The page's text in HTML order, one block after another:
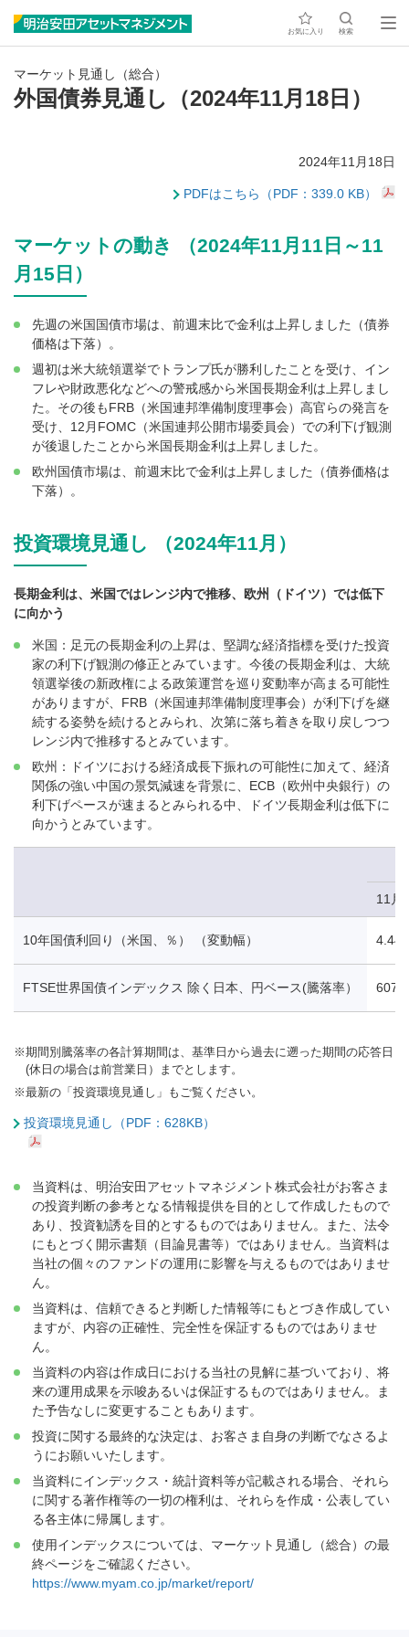
お気に入り 検索
マーケット見通し（総合）
外国債券見通し（2024年11月18日）
2024年11月18日
PDFはこちら（PDF：339.0 KB）
マーケットの動き （2024年11月11日～11
月15日）
先週の米国国債市場は、前週末比で金利は上昇しました（債券
価格は下落）。
週初は米大統領選挙でトランプ氏が勝利したことを受け、イン
フレや財政悪化などへの警戒感から米国長期金利は上昇しまし
た。その後もFRB（米国連邦準備制度理事会）高官らの発言を
受け、12月FOMC（米国連邦公開市場委員会）での利下げ観測
が後退したことから米国長期金利は上昇しました。
欧州国債市場は、前週末比で金利は上昇しました（債券価格は
下落）。
投資環境見通し （2024年11月）
長期金利は、米国ではレンジ内で推移、欧州（ドイツ）では低下
に向かう
米国：足元の長期金利の上昇は、堅調な経済指標を受けた投資
家の利下げ観測の修正とみています。今後の長期金利は、大統
領選挙後の新政権による政策運営を巡り変動率が高まる可能性
がありますが、FRB（米国連邦準備制度理事会）が利下げを継
続する姿勢を続けるとみられ、次第に落ち着きを取り戻しつつ
レンジ内で推移するとみています。
欧州：ドイツにおける経済成長下振れの可能性に加えて、経済
関係の強い中国の景気減速を背景に、ECB（欧州中央銀行）の
利下げペースが速まるとみられる中、ドイツ長期金利は低下に
向かうとみています。
11月
10年国債利回り（米国、％） （変動幅） 4.44
FTSE世界国債インデックス 除く日本、円ベース(騰落率）
※期間別騰落率の各計算期間は、基準日から過去に遡った期間の応答日
(休日の場合は前営業日）までとします。
※最新の「投資環境見通し」もご覧ください。
投資環境見通し（PDF：628KB）
当資料は、明治安田アセットマネジメント株式会社がお客さま
の投資判断の参考となる情報提供を目的として作成したもので
あり、投資勧誘を目的とするものではありません。また、法令
にもとづく開示書類（目論見書等）ではありません。当資料は
当社の個々のファンドの運用に影響を与えるものではありませ
ん。
当資料は、信頼できると判断した情報等にもとづき作成してい
ますが、内容の正確性、完全性を保証するものではありませ
ん。
当資料の内容は作成日における当社の見解に基づいており、将
来の運用成果を示唆あるいは保証するものではありません。ま
た予告なしに変更することもあります。
投資に関する最終的な決定は、お客さま自身の判断でなさるよ
うにお願いいたします。
当資料にインデックス・統計資料等が記載される場合、それら
に関する著作権等の一切の権利は、それらを作成・公表してい
る各主体に帰属します。
使用インデックスについては、マーケット見通し（総合）の最
終ページをご確認ください。
https://www.myam.co.jp/market/report/